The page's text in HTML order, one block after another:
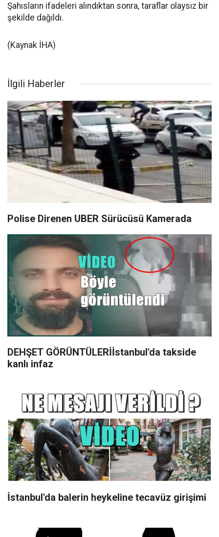
Şahısların ifadeleri alındıktan sonra, taraflar olaysız bir
şekilde dağıldı.
(Kaynak İHA)
İlgili Haberler
Polise Direnen UBER Sürücüsü Kamerada
DEHŞET GÖRÜNTÜLERİİstanbul'da takside
kanlı infaz
İstanbul'da balerin heykeline tecavüz girişimi